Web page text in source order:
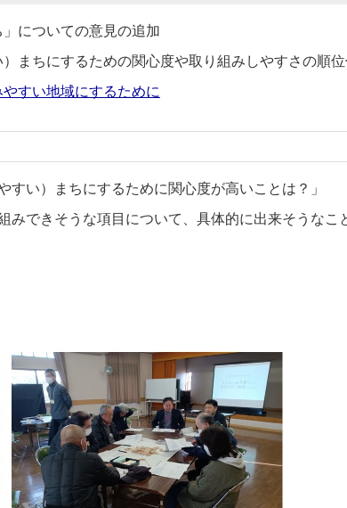
についての意見の追加
まちにするための関心度や取り組みしやすさの順
すい地域にするために
い）まちにするために関心度が高いことは？」
みできそうな項目について、具体的に出来そうなこ